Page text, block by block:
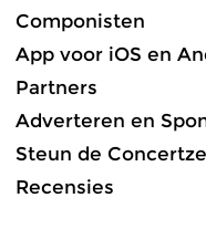
Componisten
App voor iOS en
Partners
Adverteren en
Steun de
Recensies